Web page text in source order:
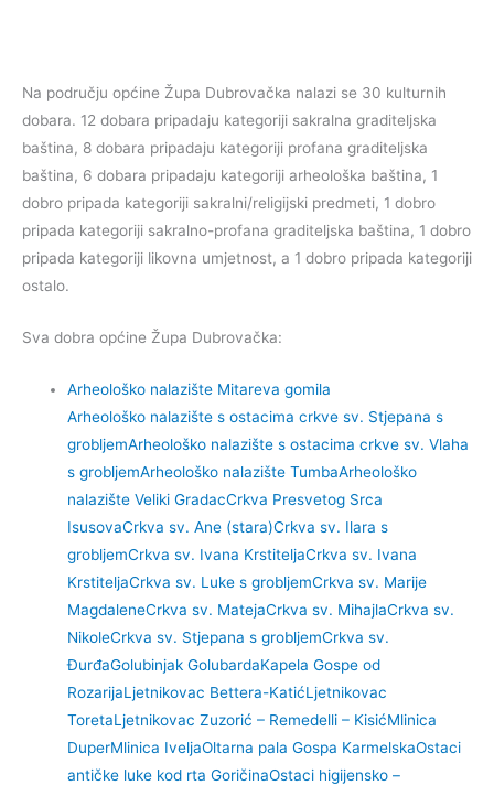
Na području općine Župa Dubrovačka nalazi se 30 kulturnih
dobara. 12 dobara pripadaju kategoriji sakralna graditeljska
baština, 8 dobara pripadaju kategoriji profana graditeljska
baština, 6 dobara pripadaju kategoriji arheološka baština, 1
dobro pripada kategoriji sakralni/religijski predmeti, 1 dobro
pripada kategoriji sakralno-profana graditeljska baština, 1 dobro
pripada kategoriji likovna umjetnost, a 1 dobro pripada kategoriji
ostalo.
Sva dobra općine Župa Dubrovačka:
Arheološko nalazište Mitareva gomila
Arheološko nalazište s ostacima crkve sv. Stjepana s
grobljemArheološko nalazište s ostacima crkve sv. Vlaha
s grobljemArheološko nalazište TumbaArheološko
nalazište Veliki GradacCrkva Presvetog Srca
IsusovaCrkva sv. Ane (stara)Crkva sv. Ilara s
grobljemCrkva sv. Ivana KrstiteljaCrkva sv. Ivana
KrstiteljaCrkva sv. Luke s grobljemCrkva sv. Marije
MagdaleneCrkva sv. MatejaCrkva sv. MihajlaCrkva sv.
NikoleCrkva sv. Stjepana s grobljemCrkva sv.
ĐurđaGolubinjak GolubardaKapela Gospe od
RozarijaLjetnikovac Bettera-KatićLjetnikovac
ToretaLjetnikovac Zuzorić – Remedelli – KisićMlinica
DuperMlinica IveljaOltarna pala Gospa KarmelskaOstaci
antičke luke kod rta GoričinaOstaci higijensko –